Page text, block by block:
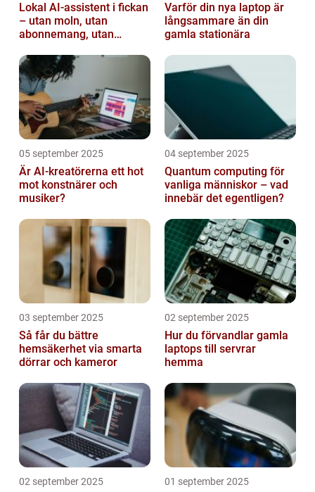
Lokal AI-assistent i fickan
– utan moln, utan
abonnemang, utan
Varför din nya laptop är
långsammare än din
gamla stationära
05 september 2025
Är AI-kreatörerna ett hot
mot konstnärer och
musiker?
04 september 2025
Quantum computing för
vanliga människor – vad
innebär det egentligen?
03 september 2025
Så får du bättre
hemsäkerhet via smarta
dörrar och kameror
02 september 2025
Hur du förvandlar gamla
laptops till servrar
hemma
02 september 2025 01 september 2025